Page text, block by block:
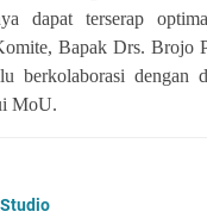
dapat terserap
Bapak Drs. Brojo
berkolaborasi dengan
MoU.